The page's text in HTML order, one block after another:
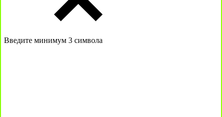
Введите минимум 3 символа